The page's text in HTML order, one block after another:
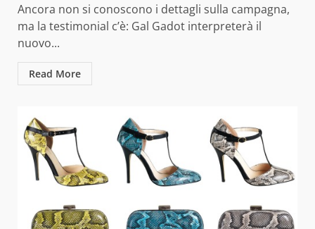
Ancora non si conoscono i dettagli sulla campagna,
ma la testimonial c’è: Gal Gadot interpreterà il
nuovo...
Read More